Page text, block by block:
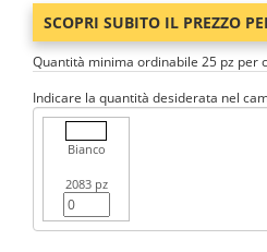
SCOPRI SUBITO IL PREZZO
Quantità minima ordinabile 25 pz per
Indicare la quantità desiderata nel
Bianco
2083 pz